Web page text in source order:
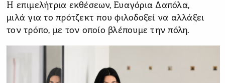
Η επιμελήτρια εκθέσεων, Ευαγόρια Δαπόλα,
μιλά για το πρότζεκτ που φιλοδοξεί να αλλάξει
τον τρόπο, με τον οποίο βλέπουμε την πόλη.